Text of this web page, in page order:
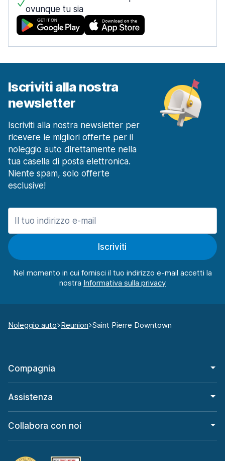
ovunque tu sia
Iscriviti alla nostra
newsletter
Iscriviti alla nostra newsletter per
ricevere le migliori offerte per il
noleggio auto direttamente nella
tua casella di posta elettronica.
Niente spam, solo offerte
esclusive!
Iscriviti
Nel momento in cui fornisci il tuo indirizzo e-mail accetti la
nostra
Noleggio auto Reunion Saint Pierre Downtown
Compagnia
Assistenza
Collabora con noi